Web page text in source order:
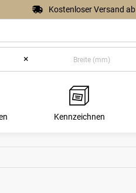
Kostenloser Versand
×
Kennzeichnen